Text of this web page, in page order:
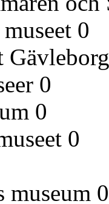
0
Gävleborg
0
0
0
museum 0